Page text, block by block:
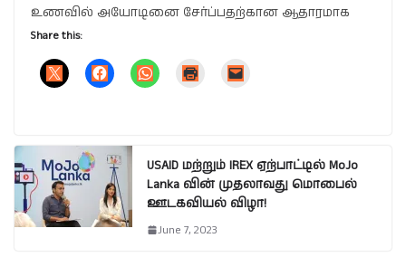
உணவில் அயோடினை சேர்ப்பதற்கான ஆதாரமாக
Share this:
USAID மற்றும் IREX ஏற்பாட்டில் MoJo
Lanka வின் முதலாவது மொபைல்
ஊடகவியல் விழா!
June 7, 2023